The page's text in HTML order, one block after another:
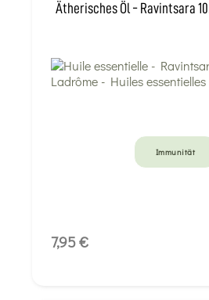
Ätherisches Öl - Ravintsara
Immunität
7,95 €